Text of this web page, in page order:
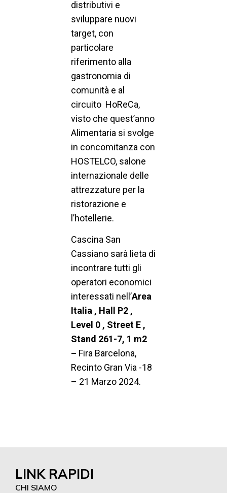
distributivi e
sviluppare nuovi
target, con
particolare
riferimento alla
gastronomia di
comunità e al
circuito HoReCa,
visto che quest’anno
Alimentaria si svolge
in concomitanza con
HOSTELCO, salone
internazionale delle
attrezzature per la
ristorazione e
l’hotellerie.
Cascina San
Cassiano sarà lieta di
incontrare tutti gli
operatori economici
interessati nell’Area
Italia , Hall P2 ,
Level 0 , Street E ,
Stand 261-7, 1 m2
– Fira Barcelona,
Recinto Gran Via -18
– 21 Marzo 2024.
LINK RAPIDI
CHI SIAMO